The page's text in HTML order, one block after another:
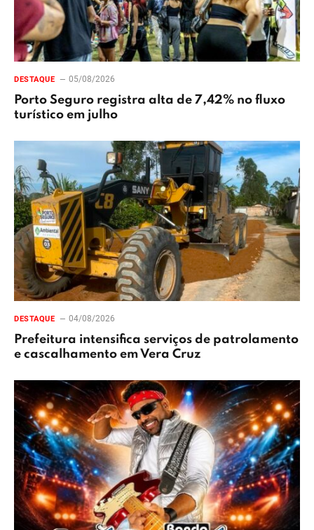
DESTAQUE 05/08/2026
Porto Seguro registra alta de 7,42% no fluxo
turístico em julho
DESTAQUE 04/08/2026
Prefeitura intensifica serviços de patrolamento
e cascalhamento em Vera Cruz